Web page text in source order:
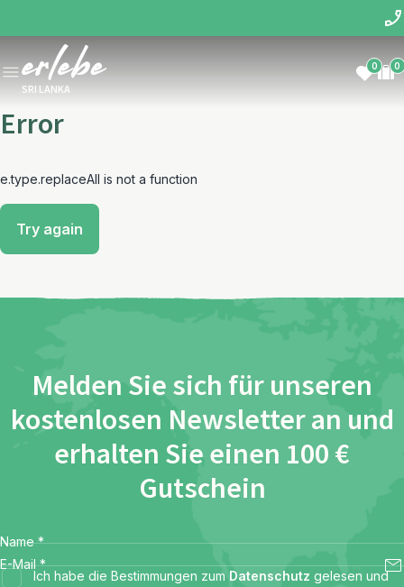
SRI LANKA
0 0
Error
e.type.replaceAll is not a function
Try again
Melden Sie sich für unseren
kostenlosen Newsletter an und
erhalten Sie einen 100 €
Gutschein
Name *
E-Mail *
Ich habe die Bestimmungen zum Datenschutz gelesen und